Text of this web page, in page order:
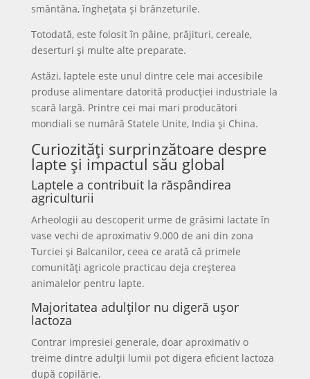
smântâna, înghețata și brânzeturile.
Totodată, este folosit în pâine, prăjituri, cereale,
deserturi și multe alte preparate.
Astăzi, laptele este unul dintre cele mai accesibile
produse alimentare datorită producției industriale la
scară largă. Printre cei mai mari producători
mondiali se numără Statele Unite, India și China.
Curiozități surprinzătoare despre
lapte și impactul său global
Laptele a contribuit la răspândirea
agriculturii
Arheologii au descoperit urme de grăsimi lactate în
vase vechi de aproximativ 9.000 de ani din zona
Turciei și Balcanilor, ceea ce arată că primele
comunități agricole practicau deja creșterea
animalelor pentru lapte.
Majoritatea adulților nu digeră ușor
lactoza
Contrar impresiei generale, doar aproximativ o
treime dintre adulții lumii pot digera eficient lactoza
după copilărie.